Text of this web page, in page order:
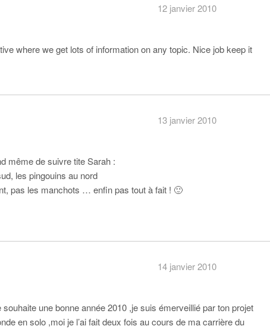
12 janvier 2010
where we get lots of information on any topic. Nice job keep it
13 janvier 2010
même de suivre tite Sarah :
les pingouins au nord
pas les manchots … enfin pas tout à fait ! 🙂
14 janvier 2010
une bonne année 2010 ,je suis émerveillié par ton projet
en solo ,moi je l’ai fait deux fois au cours de ma carrière du